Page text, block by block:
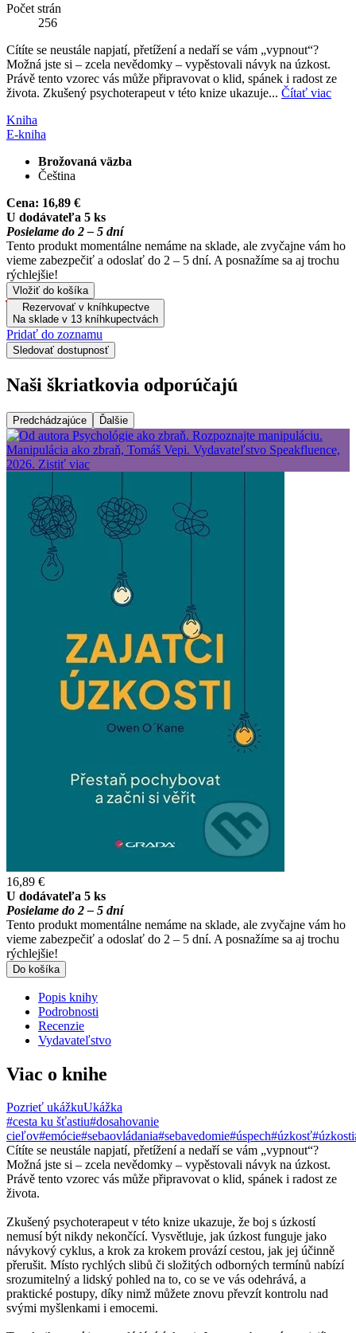
Počet strán
256
Cítíte se neustále napjatí, přetížení a nedaří se vám „vypnout“?
Možná jste si – zcela nevědomky – vypěstovali návyk na úzkost.
Právě tento vzorec vás může připravovat o klid, spánek i radost ze
života. Zkušený psychoterapeut v této knize ukazuje... Čítať viac
Kniha
E-kniha
Brožovaná väzba
Čeština
Cena: 16,89 €
U dodávateľa 5 ks
Posielame do 2 – 5 dní
Tento produkt momentálne nemáme na sklade, ale zvyčajne vám ho
vieme zabezpečiť a odoslať do 2 – 5 dní. A posnažíme sa aj trochu
rýchlejšie!
Vložiť do košíka
Rezervovať v kníhkupectve
Na sklade v 13 kníhkupectvách
Pridať do zoznamu
Sledovať dostupnosť
Naši škriatkovia odporúčajú
Predchádzajúce Ďalšie
16,89 €
U dodávateľa 5 ks
Posielame do 2 – 5 dní
Tento produkt momentálne nemáme na sklade, ale zvyčajne vám ho
vieme zabezpečiť a odoslať do 2 – 5 dní. A posnažíme sa aj trochu
rýchlejšie!
Do košíka
Popis knihy
Podrobnosti
Recenzie
Vydavateľstvo
Viac o knihe
Pozrieť ukážkuUkážka
#cesta ku šťastiu#dosahovanie
cieľov#emócie#sebaovládania#sebavedomie#úspech#úzkosť#úzkosti
Cítíte se neustále napjatí, přetížení a nedaří se vám „vypnout“?
Možná jste si – zcela nevědomky – vypěstovali návyk na úzkost.
Právě tento vzorec vás může připravovat o klid, spánek i radost ze
života.
Zkušený psychoterapeut v této knize ukazuje, že boj s úzkostí
nemusí být nikdy nekončící. Vysvětluje, jak úzkost funguje jako
návykový cyklus, a krok za krokem provází cestou, jak jej účinně
přerušit. Místo rychlých slibů či složitých odborných termínů nabízí
srozumitelný a lidský pohled na to, co se ve vás odehrává, a
praktické postupy, díky nimž můžete znovu převzít kontrolu nad
svými myšlenkami i emocemi.